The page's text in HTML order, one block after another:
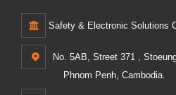
Safety & Electronic Solutions
No. 5AB, Street 371 ,
Phnom Penh, Cambodia.